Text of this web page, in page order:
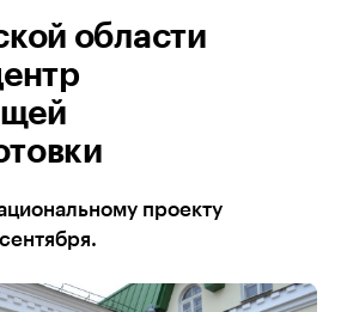
области
проекту